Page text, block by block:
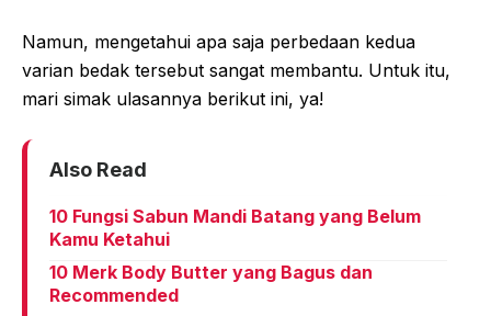
Namun, mengetahui apa saja perbedaan kedua
varian bedak tersebut sangat membantu. Untuk itu,
mari simak ulasannya berikut ini, ya!
Also Read
10 Fungsi Sabun Mandi Batang yang Belum
Kamu Ketahui
10 Merk Body Butter yang Bagus dan
Recommended